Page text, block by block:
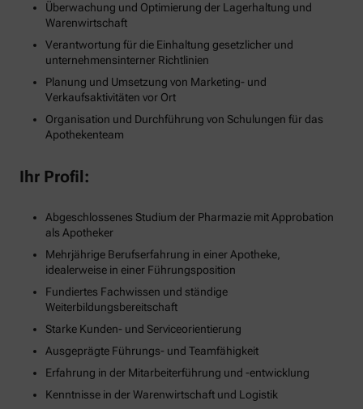
Überwachung und Optimierung der Lagerhaltung und
Warenwirtschaft
Verantwortung für die Einhaltung gesetzlicher und
unternehmensinterner Richtlinien
Planung und Umsetzung von Marketing- und
Verkaufsaktivitäten vor Ort
Organisation und Durchführung von Schulungen für das
Apothekenteam
Ihr Profil:
Abgeschlossenes Studium der Pharmazie mit Approbation
als Apotheker
Mehrjährige Berufserfahrung in einer Apotheke,
idealerweise in einer Führungsposition
Fundiertes Fachwissen und ständige
Weiterbildungsbereitschaft
Starke Kunden- und Serviceorientierung
Ausgeprägte Führungs- und Teamfähigkeit
Erfahrung in der Mitarbeiterführung und -entwicklung
Kenntnisse in der Warenwirtschaft und Logistik